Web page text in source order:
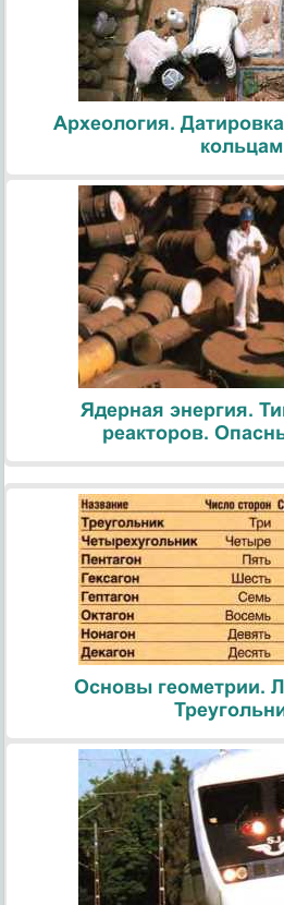
Археология.
кольцам
Ядерная энергия.
реакторов.
Основы геометрии.